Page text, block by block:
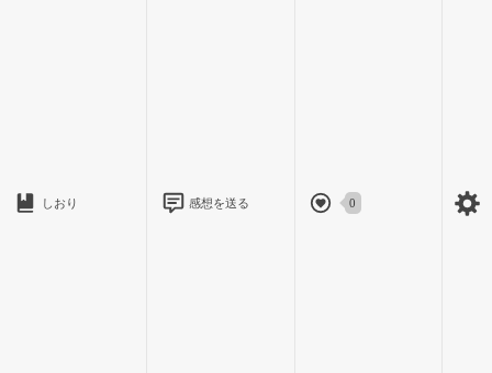
しおり 感想を送る 0
私には３年前から母の再婚で出来た義理の弟がいます｡